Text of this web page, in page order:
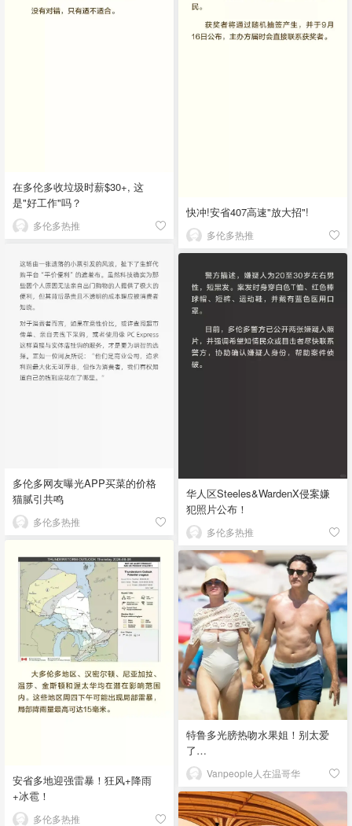
在多伦多收垃圾时薪$30+, 这
是"好工作"吗？
多伦多热推
快冲!安省407高速"放大招"!
多伦多热推
多伦多网友曝光APP买菜的价格
猫腻引共鸣
多伦多热推
华人区Steeles&WardenX侵案嫌
犯照片公布！
多伦多热推
安省多地迎强雷暴！狂风+降雨
+冰雹！
多伦多热推
特鲁多光膀热吻水果姐！别太爱
了…
Vanpeople人在温哥华